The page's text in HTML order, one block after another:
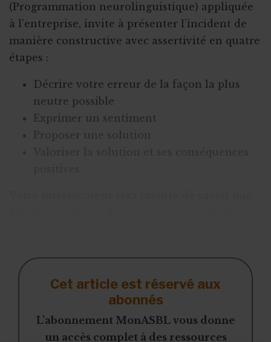
(Programmation neurolinguistique) appliquée
à l’entreprise, invite à présenter l’incident de
manière constructive avec assertivité en quatre
étapes :
Décrire votre erreur de la façon la plus
neutre possible
Exprimer un sentiment
Proposer une solution
Cet article est réservé aux
abonnés
L’abonnement MonASBL vous donne
un accès complet à des ressources